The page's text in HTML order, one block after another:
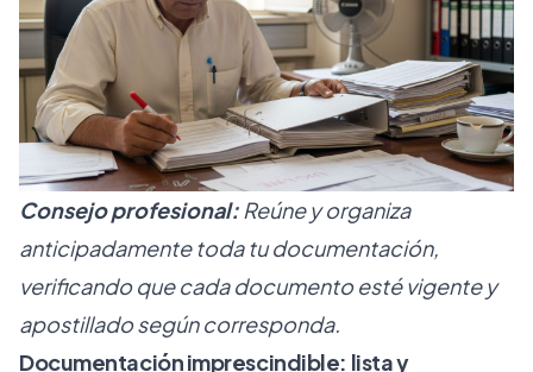
Consejo profesional: Reúne y organiza
anticipadamente toda tu documentación,
verificando que cada documento esté vigente y
apostillado según corresponda.
Documentación imprescindible: lista y